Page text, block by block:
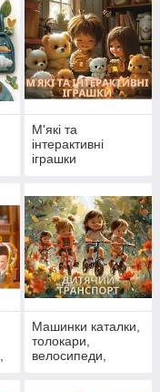
М'які та
інтерактивні
іграшки
Машинки каталки,
толокари,
велосипеди,